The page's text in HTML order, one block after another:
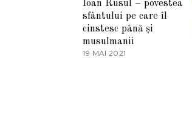
2U
G
U
S
Ioan Rusul – povestea
sfântului pe care îl
cinstesc până și
musulmanii
19 MAI 2021